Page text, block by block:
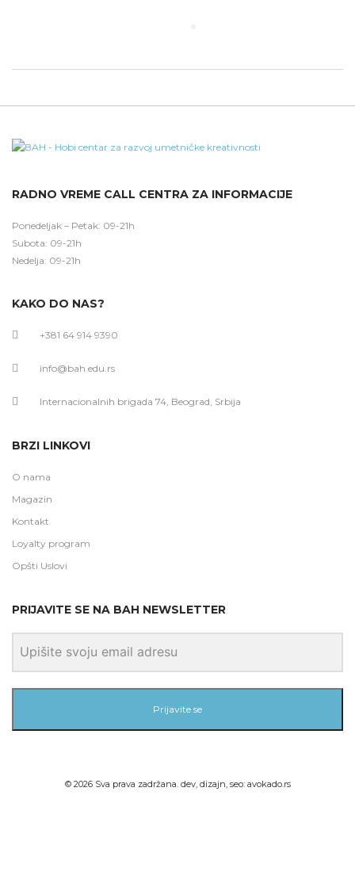
RADNO VREME CALL CENTRA ZA INFORMACIJE
Ponedeljak – Petak: 09-21h
Subota: 09-21h
Nedelja: 09-21h
KAKO DO NAS?
+381 64 914 9390
info@bah.edu.rs
Internacionalnih brigada 74, Beograd, Srbija
BRZI LINKOVI
O nama
Magazin
Kontakt
Loyalty program
Opšti Uslovi
PRIJAVITE SE NA BAH NEWSLETTER
Prijavite se
© 2026Sva prava zadržana. dev, dizajn, seo: avokado.rs